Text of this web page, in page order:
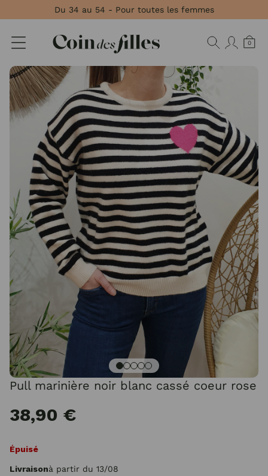
Du 34 au 54 - Pour toutes les femmes
0
Pull marinière noir blanc cassé coeur rose
38,90 €
Épuisé
Livraisonà partir du 13/08
Panneau de gestion des cookies